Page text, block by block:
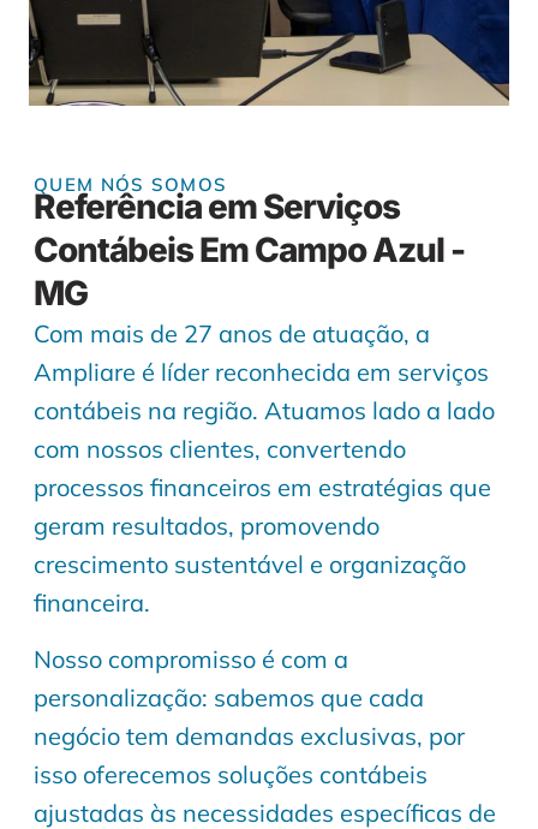
QUEM NÓS SOMOS
Referência em Serviços
Contábeis Em Campo Azul -
MG
Com mais de 27 anos de atuação, a
Ampliare é líder reconhecida em serviços
contábeis na região. Atuamos lado a lado
com nossos clientes, convertendo
processos financeiros em estratégias que
geram resultados, promovendo
crescimento sustentável e organização
financeira.
Nosso compromisso é com a
personalização: sabemos que cada
negócio tem demandas exclusivas, por
isso oferecemos soluções contábeis
ajustadas às necessidades específicas de